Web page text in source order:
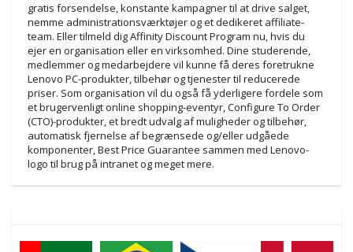
gratis forsendelse, konstante kampagner til at drive salget,
nemme administrationsværktøjer og et dedikeret affiliate-
team. Eller tilmeld dig Affinity Discount Program nu, hvis du
ejer en organisation eller en virksomhed. Dine studerende,
medlemmer og medarbejdere vil kunne få deres foretrukne
Lenovo PC-produkter, tilbehør og tjenester til reducerede
priser. Som organisation vil du også få yderligere fordele som
et brugervenligt online shopping-eventyr, Configure To Order
(CTO)-produkter, et bredt udvalg af muligheder og tilbehør,
automatisk fjernelse af begrænsede og/eller udgåede
komponenter, Best Price Guarantee sammen med Lenovo-
logo til brug på intranet og meget mere.